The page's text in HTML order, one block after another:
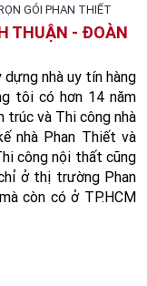
GÓI PHAN THIẾT
THUẬN - ĐOÀN
nhà uy tín hàng
tôi có hơn 14 năm
trúcvà Thi công nhà
nhà Phan Thiết và
công nội thất cũng
ở thị trường Phan
còn có ở TP.HCM